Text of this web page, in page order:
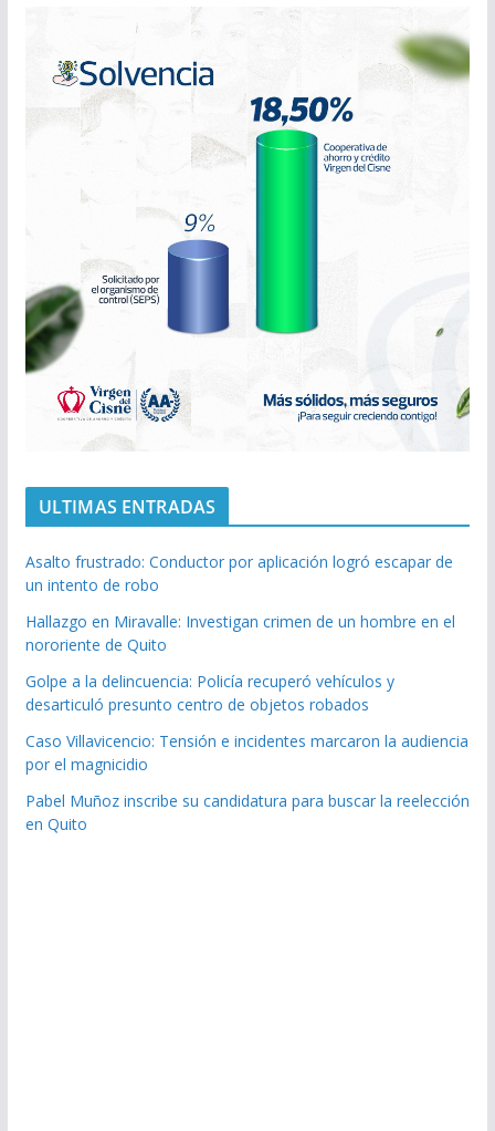
ULTIMAS ENTRADAS
Asalto frustrado: Conductor por aplicación logró escapar de
un intento de robo
Hallazgo en Miravalle: Investigan crimen de un hombre en el
nororiente de Quito
Golpe a la delincuencia: Policía recuperó vehículos y
desarticuló presunto centro de objetos robados
Caso Villavicencio: Tensión e incidentes marcaron la audiencia
por el magnicidio
Pabel Muñoz inscribe su candidatura para buscar la reelección
en Quito